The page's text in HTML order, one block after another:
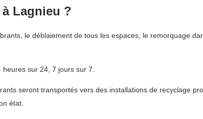
Lagnieu ?
le déblaiement de tous les espaces, le remorquage
sur 24, 7 jours sur 7.
seront transportés vers des installations de recyclage
état.